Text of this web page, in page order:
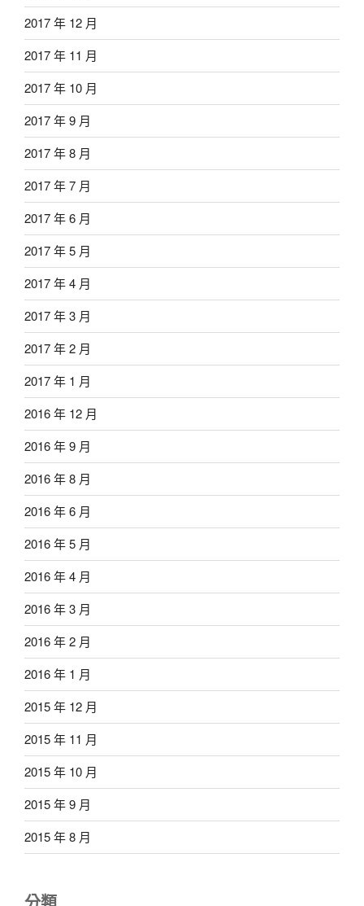
2017 年 12 月
2017 年 11 月
2017 年 10 月
2017 年 9 月
2017 年 8 月
2017 年 7 月
2017 年 6 月
2017 年 5 月
2017 年 4 月
2017 年 3 月
2017 年 2 月
2017 年 1 月
2016 年 12 月
2016 年 9 月
2016 年 8 月
2016 年 6 月
2016 年 5 月
2016 年 4 月
2016 年 3 月
2016 年 2 月
2016 年 1 月
2015 年 12 月
2015 年 11 月
2015 年 10 月
2015 年 9 月
2015 年 8 月